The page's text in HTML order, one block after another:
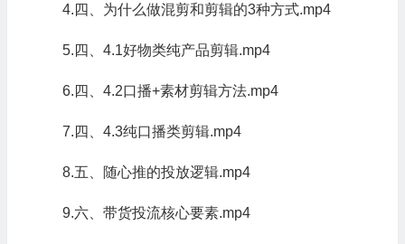
4.四、为什么做混剪和剪辑的3种方式.mp4
5.四、4.1好物类纯产品剪辑.mp4
6.四、4.2口播+素材剪辑方法.mp4
7.四、4.3纯口播类剪辑.mp4
8.五、随心推的投放逻辑.mp4
9.六、带货投流核心要素.mp4